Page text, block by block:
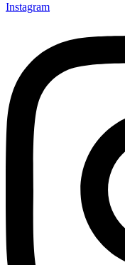
Instagram